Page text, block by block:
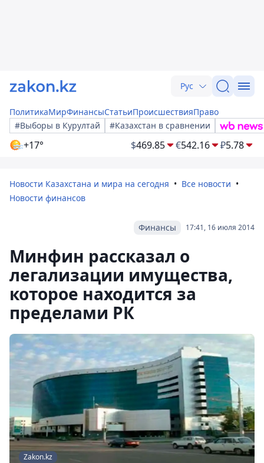
Рус
ПолитикаМирФинансыСтатьиПроисшествияПраво
#Выборы в Курултай
#Казахстан в сравнении
+17° $469.85 €542.16 ₽5.78
Новости Казахстана и мира на сегодня
Все новости
Новости финансов
17:41, 16 июля 2014
Финансы
Минфин рассказал о
легализации имущества,
которое находится за
пределами РК
Zakon.kz